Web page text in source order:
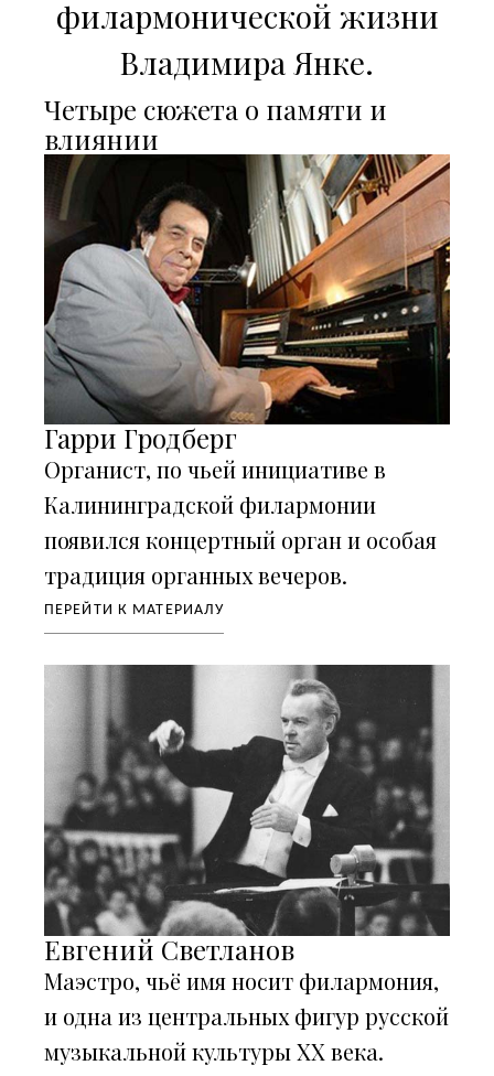
филармонической жизни
Владимира Янке.
Четыре сюжета о памяти и
влиянии
Гарри Гродберг
Органист, по чьей инициативе в
Калининградской филармонии
появился концертный орган и особая
традиция органных вечеров.
ПЕРЕЙТИ К МАТЕРИАЛУ
Евгений Светланов
Маэстро, чьё имя носит филармония,
и одна из центральных фигур русской
музыкальной культуры XX века.